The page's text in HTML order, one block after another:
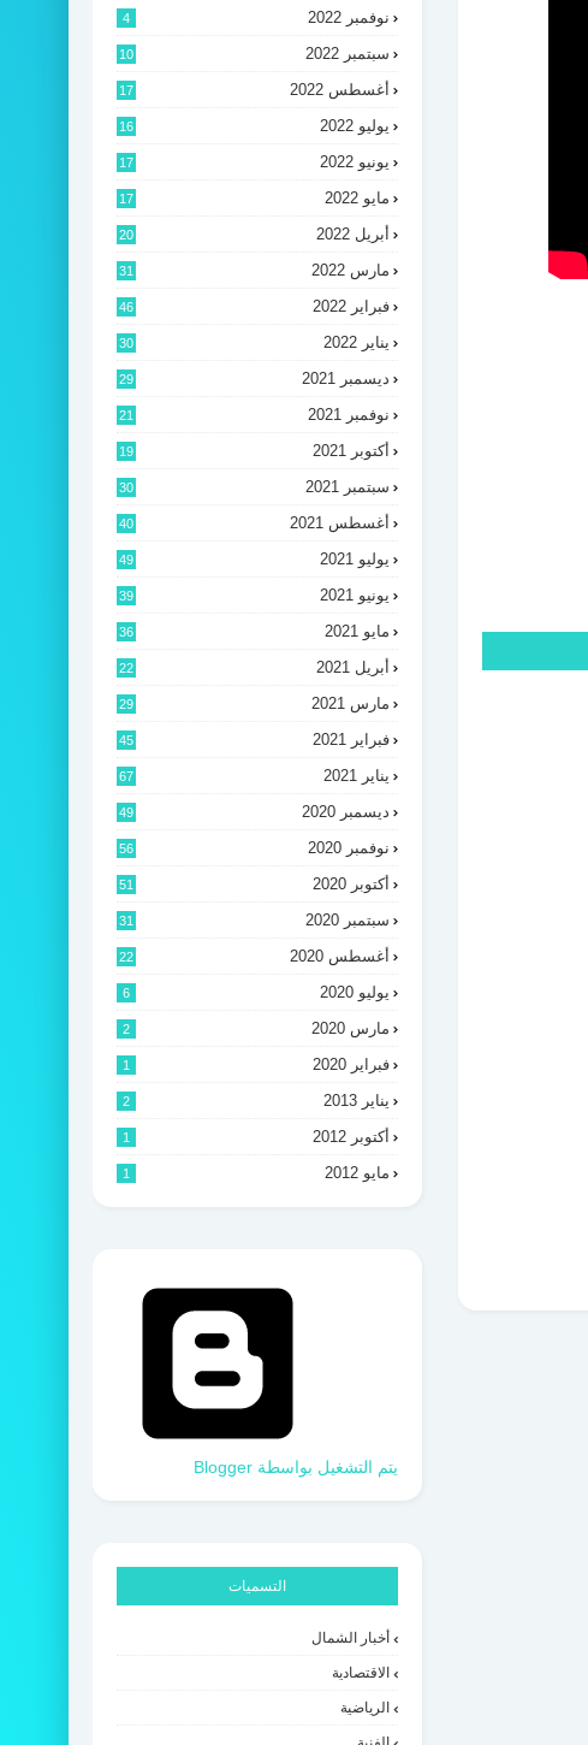
نوفمبر 2022 4
سبتمبر 2022 10
أغسطس 2022 17
يوليو 2022 16
يونيو 2022 17
مايو 2022 17
أبريل 2022 20
مارس 2022 31
فبراير 2022 46
يناير 2022 30
ديسمبر 2021 29
نوفمبر 2021 21
أكتوبر 2021 19
سبتمبر 2021 30
أغسطس 2021 40
يوليو 2021 49
يونيو 2021 39
مايو 2021 36
أبريل 2021 22
مارس 2021 29
فبراير 2021 45
يناير 2021 67
ديسمبر 2020 49
نوفمبر 2020 56
أكتوبر 2020 51
سبتمبر 2020 31
أغسطس 2020 22
يوليو 2020 6
مارس 2020 2
فبراير 2020 1
يناير 2013 2
أكتوبر 2012 1
مايو 2012 1
‏يتم التشغيل بواسطة Blogger
التسميات
أخبار الشمال
الاقتصادية
الرياضية